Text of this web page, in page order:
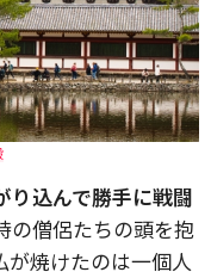
り込んで勝手に戦闘
の僧侶たちの頭を抱
が焼けたのは一個人